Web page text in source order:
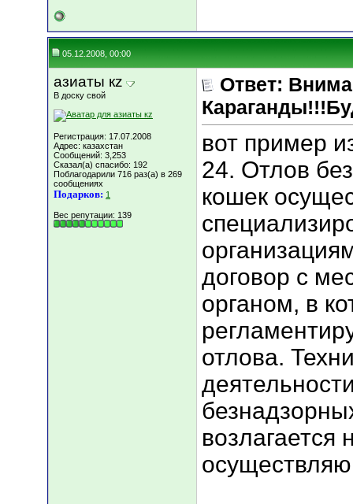
05.12.2008, 00:00
азиаты кz
В доску свой
Регистрация: 17.07.2008
Адрес: казахстан
Сообщений: 3,253
Сказал(а) спасибо: 192
Поблагодарили 716 раз(а) в 269
сообщениях
Подарков: 1
Вес репутации: 139
Ответ:
вот пример
24. Отлов
кошек
договор с
органом, в
отлова.
возлагается